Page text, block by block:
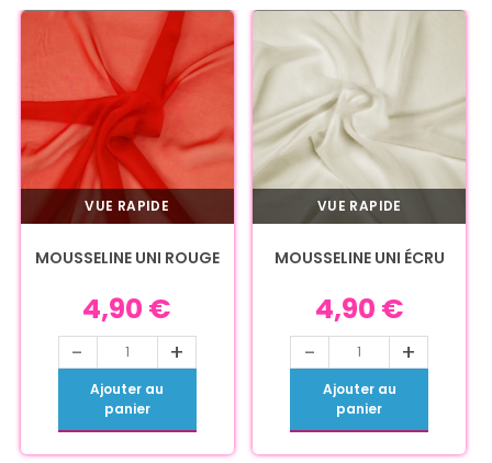
VUE RAPIDE
MOUSSELINE UNI ROUGE
4,90 €
- +
Ajouter au
panier
VUE RAPIDE
MOUSSELINE UNI ÉCRU
4,90 €
- +
Ajouter au
panier